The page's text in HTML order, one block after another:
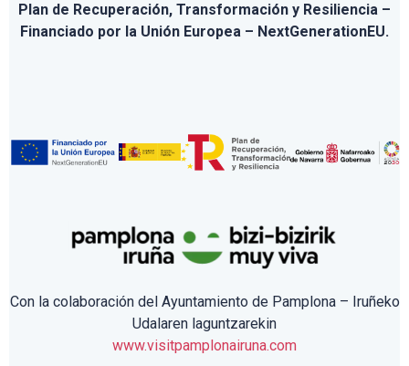
Plan de Recuperación, Transformación y Resiliencia –
Financiado por la Unión Europea – NextGenerationEU.
Con la colaboración del Ayuntamiento de Pamplona – Iruñeko
Udalaren laguntzarekin
www.visitpamplonairuna.com